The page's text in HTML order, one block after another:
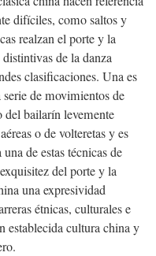
difíciles, como saltos y
realzan el porte y la
de la danza
clasificaciones. Una es
de movimientos de
bailarín levemente
o de volteretas y es
una de estas técnicas de
del porte y la
una expresividad
étnicas, culturales e
establecida cultura china y